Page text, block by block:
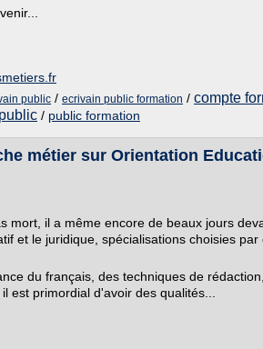
public / ecrivain public formation / compte
/ public formation
métier sur Orientation
mort, il a même encore de beaux jours
et le juridique, spécialisations choisies par
du français, des techniques de
est primordial d'avoir des qualités...